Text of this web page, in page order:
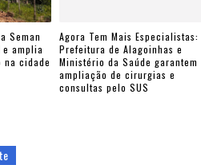
Seman
amplia
na cidade
Agora Tem Mais Especialistas:
Prefeitura de Alagoinhas e
Ministério da Saúde garantem
ampliação de cirurgias e
consultas pelo SUS